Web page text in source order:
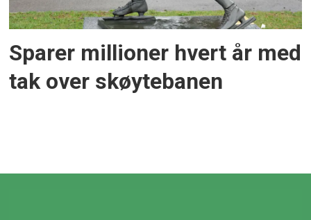
Sparer millioner hvert år med
tak over skøytebanen